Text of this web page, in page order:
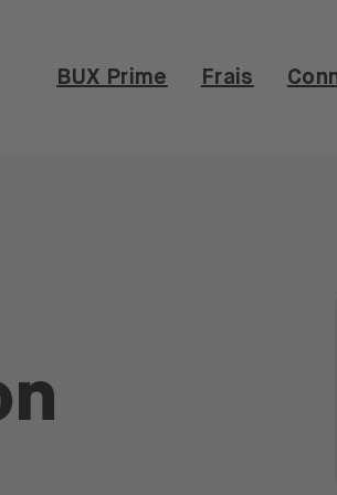
FR
BUX Prime Frais